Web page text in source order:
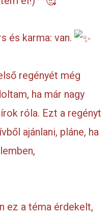
és karma: van.
regényét még
ha már nagy
róla. Ezt a regényt
ajánlani, pláne, ha
ez a téma érdekelt,